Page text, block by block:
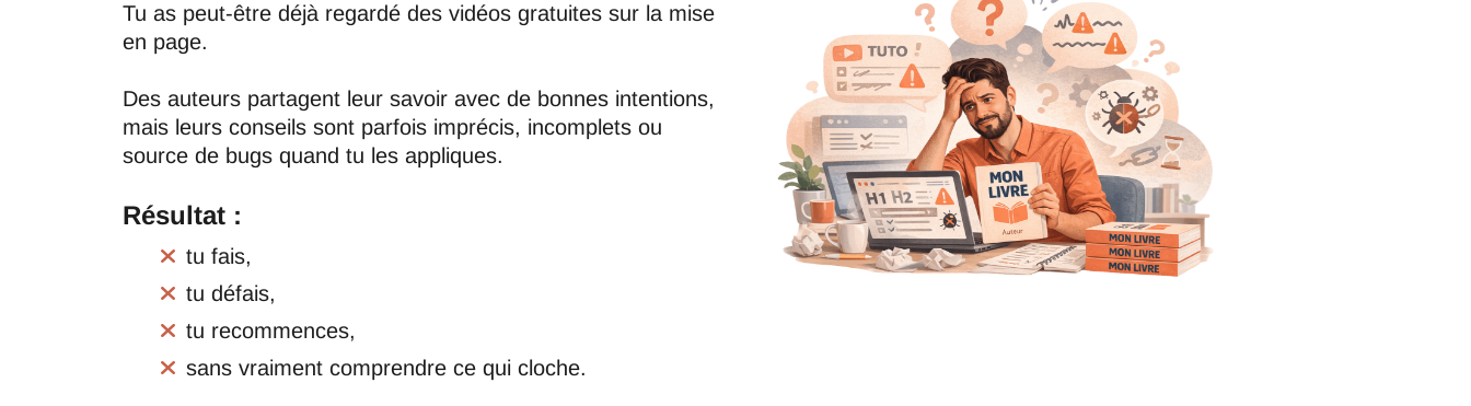
Tu as peut-être déjà regardé des vidéos gratuites sur la mise
en page.
Des auteurs partagent leur savoir avec de bonnes intentions,
mais leurs conseils sont parfois imprécis, incomplets ou
source de bugs quand tu les appliques.
Résultat :
tu fais,
tu défais,
tu recommences,
sans vraiment comprendre ce qui cloche.